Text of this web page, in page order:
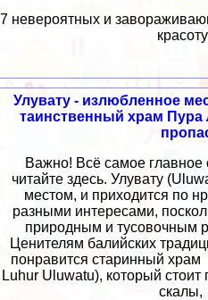
7 невероятных и
Улувату - излюбленное
таинственный храм Пура
Важно! Всё самое главное
читайте здесь. Улувату
местом, и приходится по
разными интересами,
природным и тусовочным
Ценителям балийских
понравится старинный храм
Luhur Uluwatu), который
скалы,